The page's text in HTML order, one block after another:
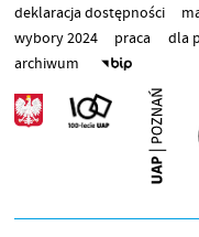
Przejdź do treści
deklaracja dostępności
wybory 2024
praca dla
archiwum